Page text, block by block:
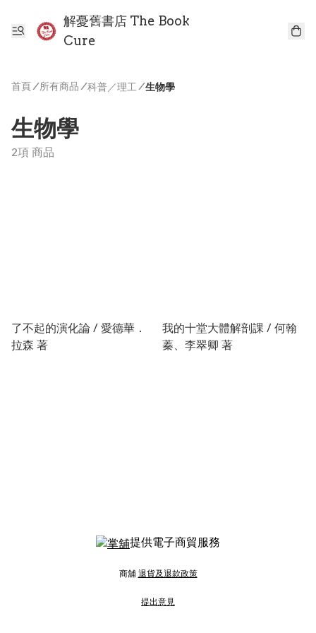
解憂舊書店 The Book
Cure
首頁/ 所有商品 /科普／理工 /生物學
生物學
2項 商品
了不起的演化論 / 愛德華．
拉森 著
我的十堂大體解剖課 / 何翰
蓁、李翠卿 著
提供電子商貿服務
商舖 退貨及退款政策
提出意見